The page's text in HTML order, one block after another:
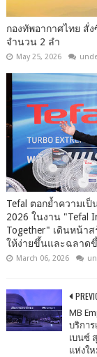
กองทัพอากาศไทย สั่
จำนวน 2 ลำ
May 25, 2026
Tefal ตอกย้ำความเ
2026 ในงาน "Tefal
Together" เดินหน้า
ให้ง่ายขึ้นและฉลาด
March 06, 2026
MB
บริการ
เบนซ์
แห่งใ